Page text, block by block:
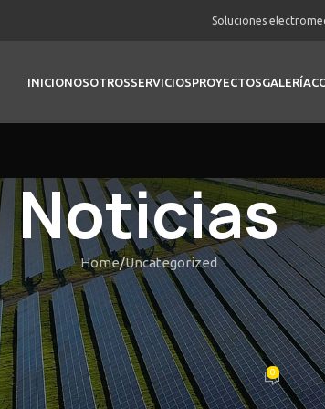
Soluciones
INICIONOSOTROSSERVICIOSPROYECTOSGALERÍA
Noticias
Home Uncategorized
UNCATEGORIZED
élevé
Pourboire De
Posted by vortexOn Febrero 20, 2026 0